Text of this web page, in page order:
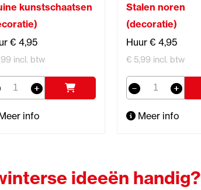
kunstschaatsen
€ 4,95
incl. btw
info
Stalen noren
(decoratie)
Huur € 4,95
€ 5,99 incl. btw
Meer info
ideeën handig?